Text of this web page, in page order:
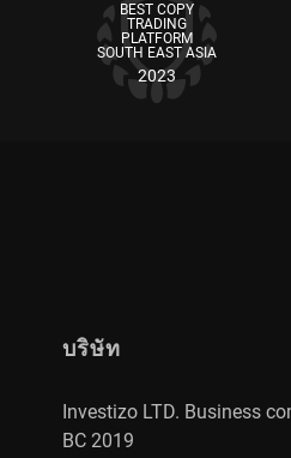
BEST COPY
TRADING
PLATFORM
SOUTH EAST ASIA
2023
บริษัท
Investizo LTD. Business
BC 2019